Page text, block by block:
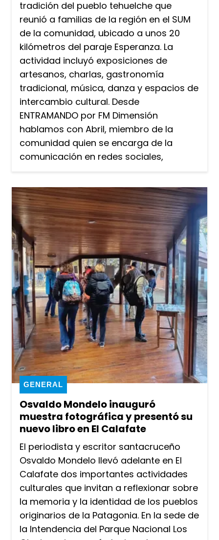
tradición del pueblo tehuelche que
reunió a familias de la región en el SUM
de la comunidad, ubicado a unos 20
kilómetros del paraje Esperanza. La
actividad incluyó exposiciones de
artesanos, charlas, gastronomía
tradicional, música, danza y espacios de
intercambio cultural. Desde
ENTRAMANDO por FM Dimensión
hablamos con Abril, miembro de la
comunidad quien se encarga de la
comunicación en redes sociales,
Osvaldo Mondelo inauguró
muestra fotográfica y presentó su
nuevo libro en El Calafate
GENERAL
El periodista y escritor santacruceño
Osvaldo Mondelo llevó adelante en El
Calafate dos importantes actividades
culturales que invitan a reflexionar sobre
la memoria y la identidad de los pueblos
originarios de la Patagonia. En la sede de
la Intendencia del Parque Nacional Los